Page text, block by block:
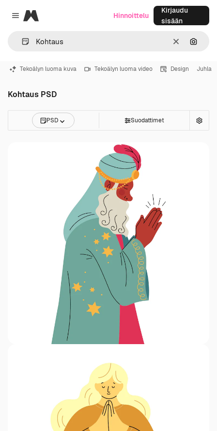
Close menu
Magnific
SelkeäHae
Hinnoittelu
Kirjaudu
sisään
Tekoälyn luoma kuva Tekoälyn luoma video Design Juhla
Kohtaus PSD
PSD Suodattimet